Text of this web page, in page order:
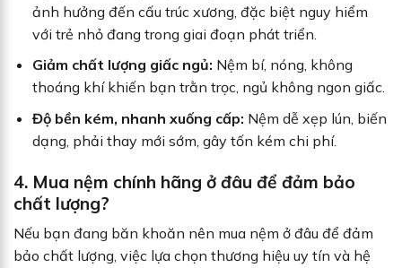
ảnh hưởng đến cấu trúc xương, đặc biệt nguy hiểm
với trẻ nhỏ đang trong giai đoạn phát triển.
Giảm chất lượng giấc ngủ: Nệm bí, nóng, không
thoáng khí khiến bạn trằn trọc, ngủ không ngon giấc.
Độ bền kém, nhanh xuống cấp: Nệm dễ xẹp lún, biến
dạng, phải thay mới sớm, gây tốn kém chi phí.
4. Mua nệm chính hãng ở đâu để đảm bảo
chất lượng?
Nếu bạn đang băn khoăn nên mua nệm ở đâu để đảm
bảo chất lượng, việc lựa chọn thương hiệu uy tín và hệ